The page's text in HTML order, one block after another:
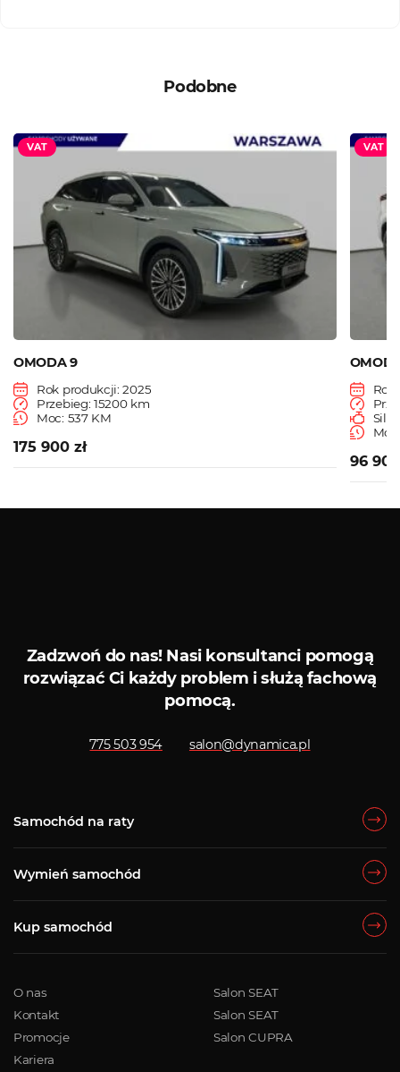
Podobne
VAT
OMODA 9
Rok produkcji: 2025
Przebieg: 15200 km
Moc: 537 KM
175 900 zł
VAT
Rok
96
Zadzwoń do nas!Nasi konsultanci pomogą
rozwiązać Ci każdy problem i służą fachową
pomocą.
775 503 954 salon@dynamica.pl
Samochód na raty
Wymień samochód
Kup samochód
O nas
Kontakt
Promocje
Kariera
Salon SEAT
Salon SEAT
Salon CUPRA